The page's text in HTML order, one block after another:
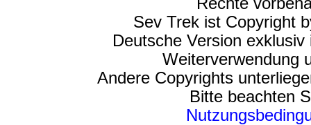
Sev Trek ist Copyright
Deutsche Version
Weiterverwendung
Andere Copyrights
Bitte beachten